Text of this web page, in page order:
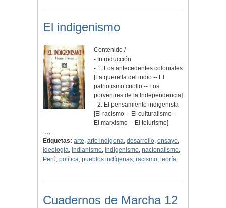
El indigenismo
Contenido /
- Introducción
- 1. Los antecedentes coloniales
[La querella del indio -- El
patriotismo criollo -- Los
porvenires de la Independencia]
- 2. El pensamiento indigenista
[El racismo -- El culturalismo --
El marxismo -- El telurismo]
-…
Etiquetas: arte, arte indígena, desarrollo, ensayo,
ideología, indianismo, indigenismo, nacionalismo,
Perú, política, pueblos indígenas, racismo, teoría
Cuadernos de Marcha 12